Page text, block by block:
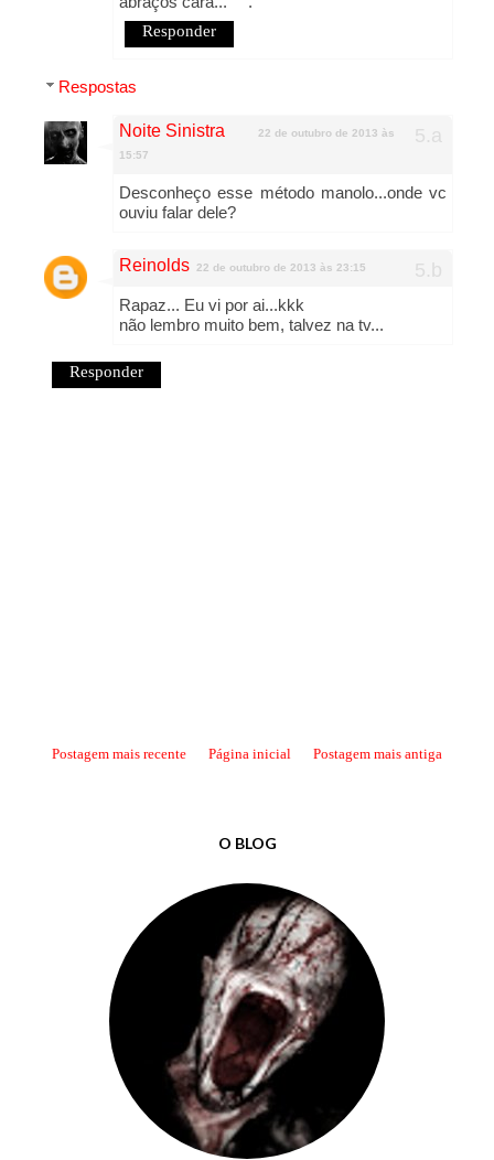
Responder
Respostas
Noite Sinistra
22 de outubro de 2013 às
15:57
Desconheço esse método manolo...onde vc
ouviu falar dele?
Reinolds 22 de outubro de 2013 às 23:15
Rapaz... Eu vi por ai...kkk
não lembro muito bem, talvez na tv...
Responder
Postagem mais recente Postagem mais antiga
Página inicial
O BLOG